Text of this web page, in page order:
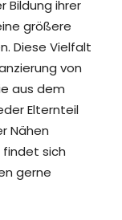
Bildung ihrer
größere
Diese Vielfalt
von
aus dem
Elternteil
Nähen
sich
gerne